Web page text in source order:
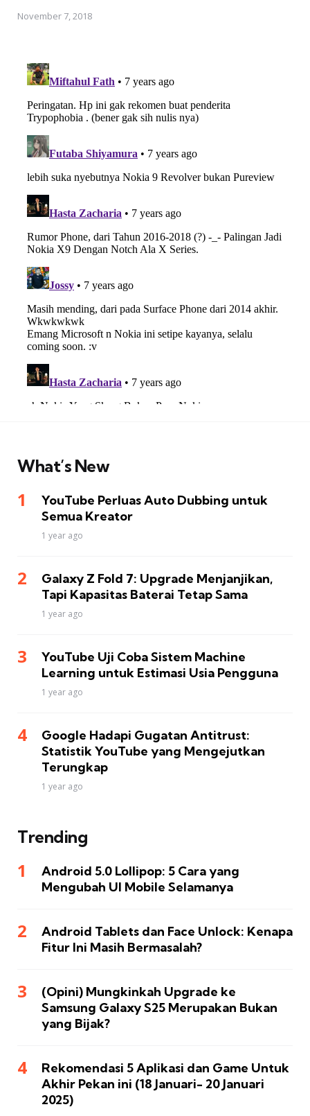
November 7, 2018
What’s New
YouTube Perluas Auto Dubbing untuk
Semua Kreator
1 year ago
Galaxy Z Fold 7: Upgrade Menjanjikan,
Tapi Kapasitas Baterai Tetap Sama
1 year ago
YouTube Uji Coba Sistem Machine
Learning untuk Estimasi Usia Pengguna
1 year ago
Google Hadapi Gugatan Antitrust:
Statistik YouTube yang Mengejutkan
Terungkap
1 year ago
Trending
Android 5.0 Lollipop: 5 Cara yang
Mengubah UI Mobile Selamanya
Android Tablets dan Face Unlock: Kenapa
Fitur Ini Masih Bermasalah?
(Opini) Mungkinkah Upgrade ke
Samsung Galaxy S25 Merupakan Bukan
yang Bijak?
Rekomendasi 5 Aplikasi dan Game Untuk
Akhir Pekan ini (18 Januari- 20 Januari
2025)